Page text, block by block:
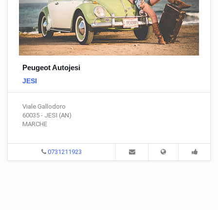
Peugeot Autojesi
JESI
Viale Gallodoro
60035 - JESI (AN)
MARCHE
0731211923